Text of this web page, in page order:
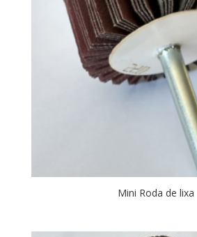
Mini Roda de lixa